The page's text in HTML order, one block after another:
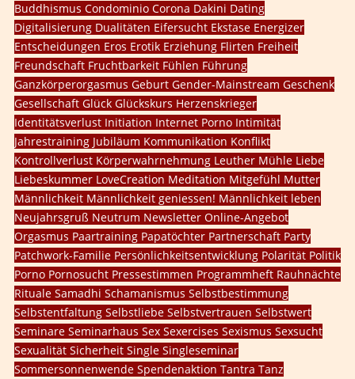
Buddhismus Condominio Corona Dakini Dating
Digitalisierung Dualitäten Eifersucht Ekstase Energizer
Entscheidungen Eros Erotik Erziehung Flirten Freiheit
Freundschaft Fruchtbarkeit Fühlen Führung
Ganzkörperorgasmus Geburt Gender-Mainstream Geschenk
Gesellschaft Glück Glückskurs Herzenskrieger
Identitätsverlust Initiation Internet Porno Intimität
Jahrestraining Jubiläum Kommunikation Konflikt
Kontrollverlust Körperwahrnehmung Leuther Mühle Liebe
Liebeskummer LoveCreation Meditation Mitgefühl Mutter
Männlichkeit Männlichkeit geniessen! Männlichkeit leben
Neujahrsgruß Neutrum Newsletter Online-Angebot
Orgasmus Paartraining Papatöchter Partnerschaft Party
Patchwork-Familie Persönlichkeitsentwicklung Polarität Politik
Porno Pornosucht Pressestimmen Programmheft Rauhnächte
Rituale Samadhi Schamanismus Selbstbestimmung
Selbstentfaltung Selbstliebe Selbstvertrauen Selbstwert
Seminare Seminarhaus Sex Sexercises Sexismus Sexsucht
Sexualität Sicherheit Single Singleseminar
Sommersonnenwende Spendenaktion Tantra Tanz